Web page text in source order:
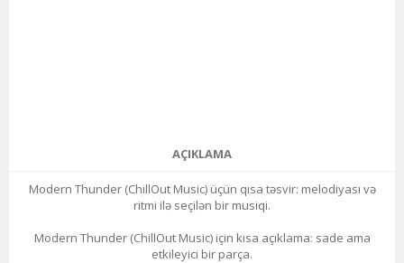
AÇIKLAMA
Modern Thunder (ChillOut Music) üçün qısa təsvir: melodiyası və
ritmi ilə seçilən bir musiqi.
Modern Thunder (ChillOut Music) için kısa açıklama: sade ama
etkileyici bir parça.